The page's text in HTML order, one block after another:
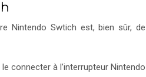
Nintendo Swtich est, bien sûr, de
connecter à l’interrupteur Nintendo